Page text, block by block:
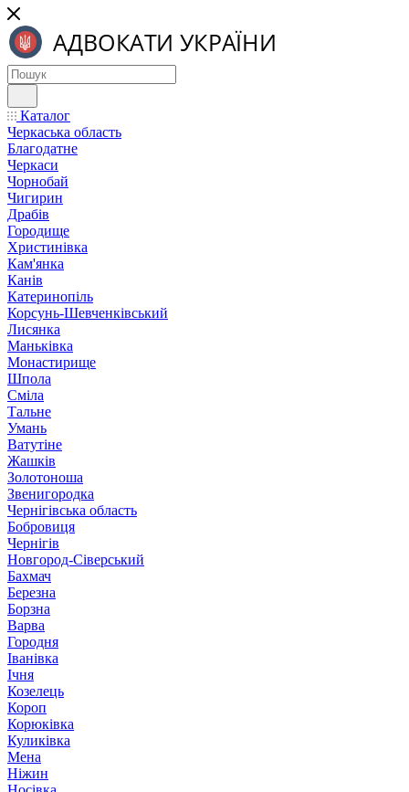
Каталог
Черкаська область
Благодатне
Черкаси
Чорнобай
Чигирин
Драбів
Городище
Христинівка
Кам'янка
Канів
Катеринопіль
Корсунь-Шевченківський
Лисянка
Маньківка
Монастирище
Шпола
Сміла
Тальне
Умань
Ватутіне
Жашків
Золотоноша
Звенигородка
Чернігівська область
Бобровиця
Чернігів
Новгород-Сіверський
Бахмач
Березна
Борзна
Варва
Городня
Іванівка
Ічня
Козелець
Короп
Корюківка
Куликівка
Мена
Ніжин